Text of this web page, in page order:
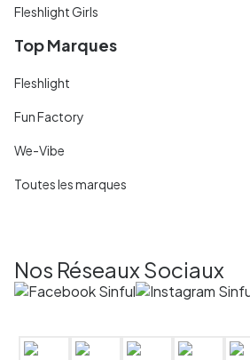
Fleshlight Girls
Top Marques
Fleshlight
Fun Factory
We-Vibe
Toutes les marques
Nos Réseaux Sociaux